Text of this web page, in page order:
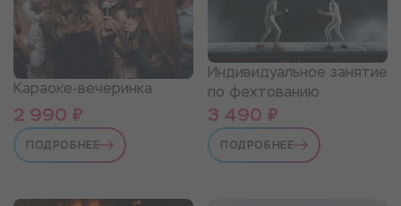
Караоке-вечеринка
2 990 ₽
ПОДРОБНЕЕ
Индивидуальное занятие
по фехтованию
3 490 ₽
ПОДРОБНЕЕ